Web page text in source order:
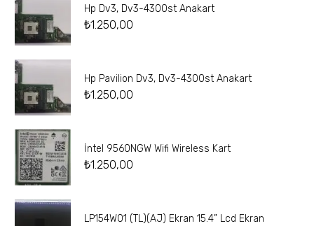
Hp Dv3, Dv3-4300st Anakart
₺1.250,00
Hp Pavilion Dv3, Dv3-4300st Anakart
₺1.250,00
İntel 9560NGW Wifi Wireless Kart
₺1.250,00
LP154W01 (TL)(AJ) Ekran 15.4” Lcd Ekran